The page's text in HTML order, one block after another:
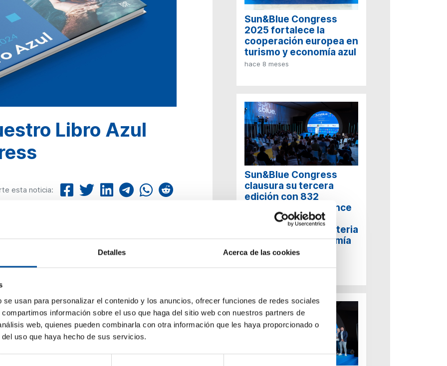
Detalles Acerca de las cookies
usan para personalizar el contenido y los anuncios, ofrecer funciones de redes sociales
información sobre el uso que haga del sitio web con nuestros partners de
web, quienes pueden combinarla con otra información que les haya proporcionado o
uso que haya hecho de sus servicios.
Libro Azul
esta noticia:
inspirándote con el conocimiento
de nuestro congreso, celebrado en
Speaker, ponencias y mesas redondas más
Puertos e Industria Marítima, Islas y
Financiación, Deporte, Cultura y
de expertos y ponentes, hemos creado
Sun&Blue Congress
2025 fortalece la
cooperación europea en
turismo y economía azul
hace 8 meses
Sun&Blue Congress
clausura su tercera
edición con 832
asistentes y un avance
en la cooperación
internacional en materia
de Turismo y Economía
Azul